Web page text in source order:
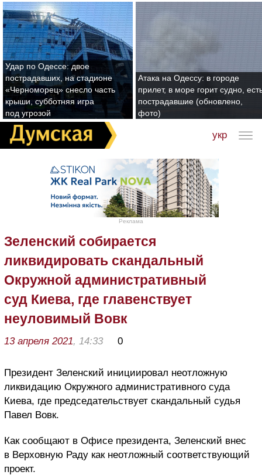
Удар по Одессе: двое
пострадавших, на стадионе
«Черноморец» снесло часть
крыши, субботняя игра
под угрозой
Атака на Одессу: в городе
прилет, в море горит судно,
пострадавшие (обновлено,
фото)
укр
Реклама
Зеленский собирается
ликвидировать скандальный
Окружной административный
суд Киева, где главенствует
неуловимый Вовк
13 апреля 2021, 14:33 0
Президент Зеленский инициировал неотложную
ликвидацию Окружного административного суда
Киева, где председательствует скандальный судья
Павел Вовк.
Как сообщают в Офисе президента, Зеленский внес
в Верховную Раду как неотложный соответствующий
проект.